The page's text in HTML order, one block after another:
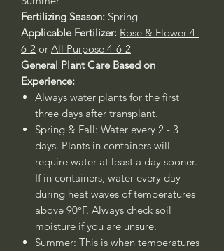
Fertilizing Season: Spring
Applicable Fertilizer: Rose & Flower 4-
6-2 or All Purpose 4-6-2
General Plant Care Based on
Experience:
Always water plants for the first
three days after transplant.
Spring & Fall: Water every 2 - 3
days. Plants in containers will
require water at least a day sooner.
If in containers, water every day
during heat waves of temperatures
above 90°F. Always check soil
moisture if you are unsure.
Summer: This is when temperatures